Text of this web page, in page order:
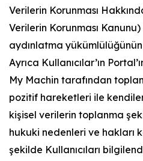
Verilerin Korunması
Verilerin Korunması
aydınlatma
Ayrıca Kullanıcılar’ın
My Machin tarafından
pozitif hareketleri ile
kişisel verilerin toplanma
hukuki nedenleri ve hakları
şekilde Kullanıcıları